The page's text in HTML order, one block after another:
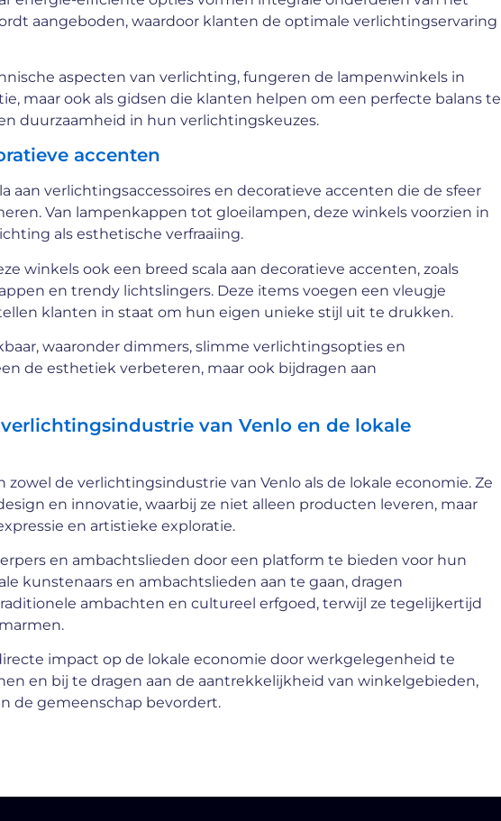
aangeboden, waardoor klanten de optimale verlichtingservaring
aspecten van verlichting, fungeren de lampenwinkels in
maar ook als gidsen die klanten helpen om een perfecte balans te
duurzaamheid in hun verlichtingskeuzes.
accenten
aan verlichtingsaccessoires en decoratieve accenten die de sfeer
Van lampenkappen tot gloeilampen, deze winkels voorzien in
als esthetische verfraaiing.
winkels ook een breed scala aan decoratieve accenten, zoals
en trendy lichtslingers. Deze items voegen een vleugje
klanten in staat om hun eigen unieke stijl uit te drukken.
waaronder dimmers, slimme verlichtingsopties en
de esthetiek verbeteren, maar ook bijdragen aan
van Venlo en de lokale
de verlichtingsindustrie van Venlo als de lokale economie. Ze
en innovatie, waarbij ze niet alleen producten leveren, maar
en artistieke exploratie.
en ambachtslieden door een platform te bieden voor hun
kunstenaars en ambachtslieden aan te gaan, dragen
ambachten en cultureel erfgoed, terwijl ze tegelijkertijd
impact op de lokale economie door werkgelegenheid te
en bij te dragen aan de aantrekkelijkheid van winkelgebieden,
de gemeenschap bevordert.